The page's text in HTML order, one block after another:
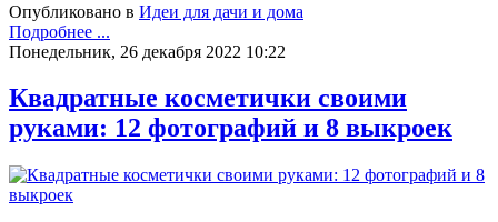
Опубликовано в Идеи для дачи и дома
Подробнее ...
Понедельник, 26 декабря 2022 10:22
Квадратные косметички своими
руками: 12 фотографий и 8 выкроек